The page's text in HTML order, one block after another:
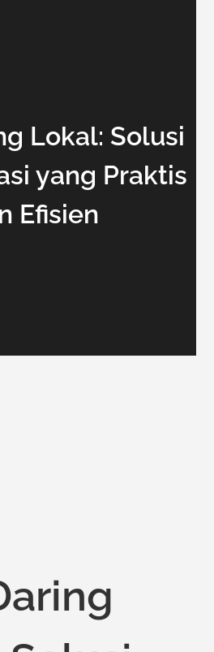
Lokal: Solusi
yang Praktis
Efisien